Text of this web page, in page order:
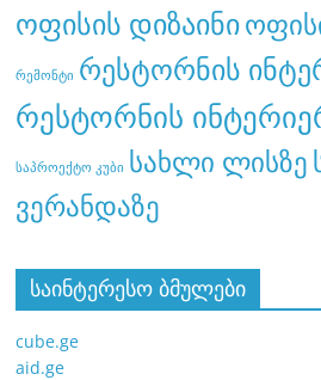
ოფისის დიზაინი
რემონტი რესტორნის
რესტორნის
საპროექტო კუბი სახლი ლისზე
ვერანდაზე
საინტერესო ბმულები
cube.ge
aid.ge